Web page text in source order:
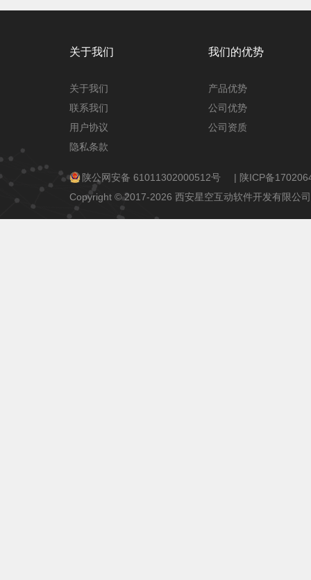
关于我们
关于我们
联系我们
用户协议
隐私条款
我们的优势
产品优势
公司优势
公司资质
陕公网安备 61011302000512号 | 陕ICP备
Copyright © 2017-2026 西安星空互动软件开发有限公